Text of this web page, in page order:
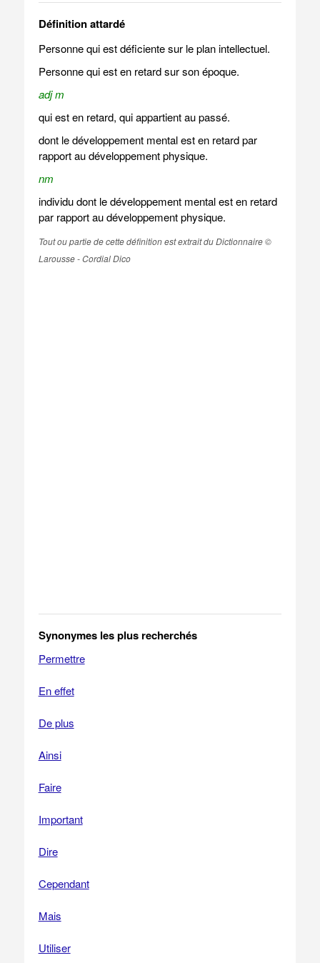
Définition attardé
Personne qui est déficiente sur le plan intellectuel.
Personne qui est en retard sur son époque.
adj m
qui est en retard, qui appartient au passé.
dont le développement mental est en retard par
rapport au développement physique.
nm
individu dont le développement mental est en retard
par rapport au développement physique.
Tout ou partie de cette définition est extrait du Dictionnaire ©
Larousse - Cordial Dico
Synonymes les plus recherchés
Permettre
En effet
De plus
Ainsi
Faire
Important
Dire
Cependant
Mais
Utiliser